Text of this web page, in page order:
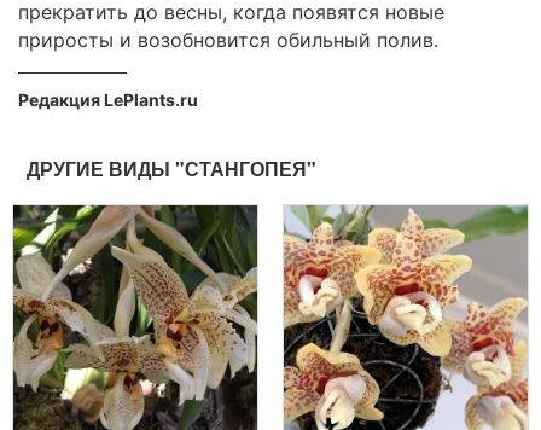
прекратить до весны, когда появятся новые
приросты и возобновится обильный полив.
Редакция LePlants.ru
ДРУГИЕ ВИДЫ "СТАНГОПЕЯ"